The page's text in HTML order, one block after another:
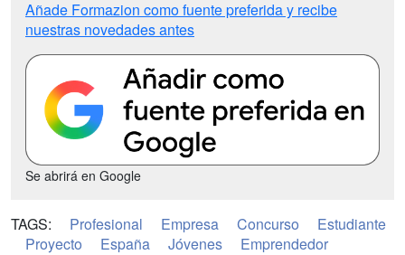
Añade Formazion como fuente preferida y recibe
nuestras novedades antes
Se abrirá en Google
TAGS: Profesional Empresa Concurso
Estudiante
Proyecto
España Jóvenes Emprendedor